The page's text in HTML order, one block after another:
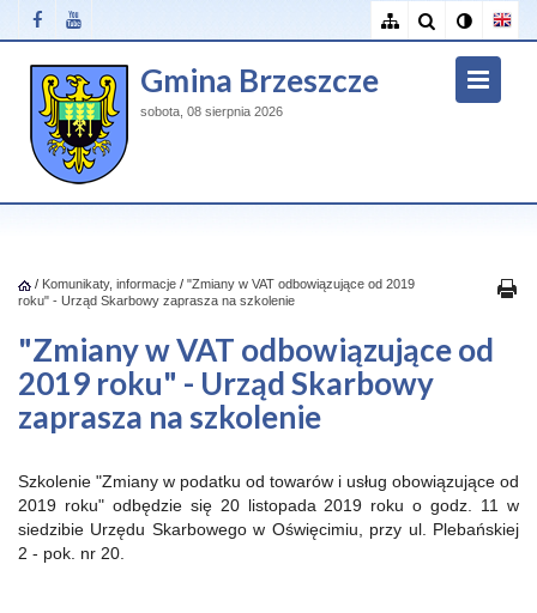
Gmina Brzeszcze
sobota, 08 sierpnia 2026
/ Komunikaty, informacje / "Zmiany w VAT odbowiązujące od 2019
roku" - Urząd Skarbowy zaprasza na szkolenie
"Zmiany w VAT odbowiązujące od
2019 roku" - Urząd Skarbowy
zaprasza na szkolenie
Szkolenie "Zmiany w podatku od towarów i usług obowiązujące od
2019 roku" odbędzie się 20 listopada 2019 roku o godz. 11 w
siedzibie Urzędu Skarbowego w Oświęcimiu, przy ul. Plebańskiej
2 - pok. nr 20.